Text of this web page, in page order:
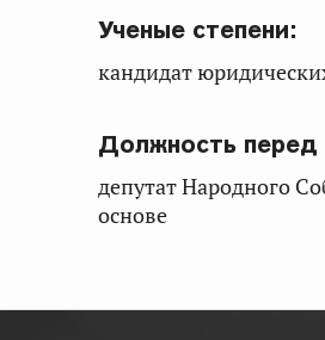
Ученые степени:
кандидат
Должность перед
депутат Народного
основе